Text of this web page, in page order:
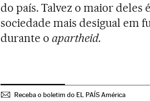
do país. Talvez o maior deles
sociedade mais desigual em
durante oapartheid.
Receba o boletim do EL PAÍS América